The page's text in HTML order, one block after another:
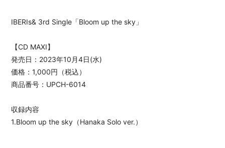
IBERIs& 3rd Single「Bloom up the sky」
【CD MAXI】
発売日：2023年10月4日(水)
価格：1,000円（税込）
商品番号：UPCH-6014
収録内容
1.Bloom up the sky（Hanaka Solo ver.）